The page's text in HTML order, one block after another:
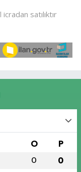
O P
0 0